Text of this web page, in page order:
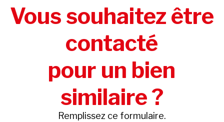
Vous souhaitez être
contacté
pour un bien
similaire ?
Remplissez ce formulaire.